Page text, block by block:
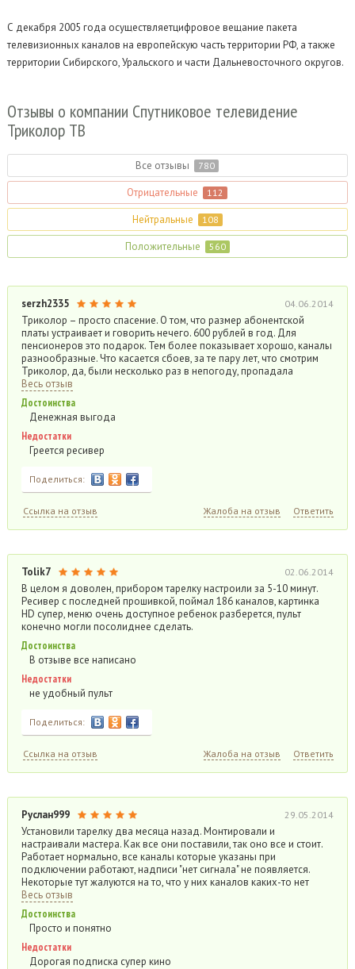
С декабря 2005 года осуществляетцифровое вещание пакета
телевизионных каналов на европейскую часть территории РФ, а также
территории Сибирского, Уральского и части Дальневосточного округов.
Отзывы о компании Спутниковое телевидение
Триколор ТВ
Все отзывы 780
Отрицательные 112
Нейтральные 108
Положительные 560
serzh2335 04.06.2014
Триколор – просто спасение. О том, что размер абонентской
платы устраивает и говорить нечего. 600 рублей в год. Для
пенсионеров это подарок. Тем более показывает хорошо, каналы
разнообразные. Что касается сбоев, за те пару лет, что смотрим
Триколор, да, были несколько раз в непогоду, пропадала
Весь отзыв
Достоинства
Денежная выгода
Недостатки
Греется ресивер
Поделиться:
Ссылка на отзыв Жалоба на отзыв Ответить
Tolik7 02.06.2014
В целом я доволен, прибором тарелку настроили за 5-10 минут.
Ресивер с последней прошивкой, поймал 186 каналов, картинка
HD супер, меню очень доступное ребенок разберется, пульт
конечно могли посолиднее сделать.
Достоинства
В отзыве все написано
Недостатки
не удобный пульт
Поделиться:
Ссылка на отзыв Жалоба на отзыв Ответить
Руслан999 29.05.2014
Установили тарелку два месяца назад. Монтировали и
настраивали мастера. Как все они поставили, так оно все и стоит.
Работает нормально, все каналы которые указаны при
подключении работают, надписи "нет сигнала" не появляется.
Некоторые тут жалуются на то, что у них каналов каких-то нет
Весь отзыв
Достоинства
Просто и понятно
Недостатки
Дорогая подписка супер кино